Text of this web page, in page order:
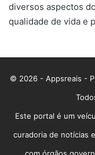
diversos aspectos
qualidade de vida e
© 2026 - Appsreais -
Este portal é um
curadoria de notícias
com órgãos